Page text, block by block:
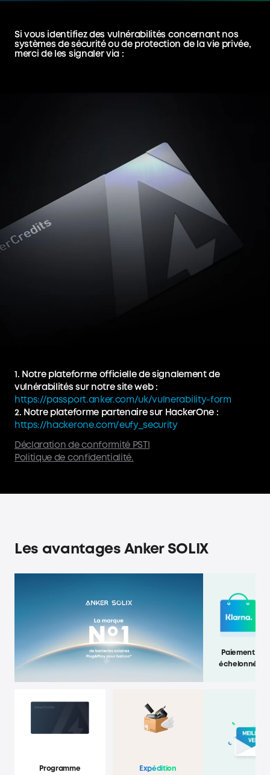
Si vous identifiez des vulnérabilités concernant nos
systèmes de sécurité ou de protection de la vie privée,
merci de les signaler via :
1. Notre plateforme officielle de signalement de
vulnérabilités sur notre site web :
https://passport.anker.com/uk/vulnerability-form
2. Notre plateforme partenaire sur HackerOne :
https://hackerone.com/eufy_security
Déclaration de conformité PSTI
Politique de confidentialité.
Les avantages Anker SOLIX
Programme
Expédition
Paiement
échelonné